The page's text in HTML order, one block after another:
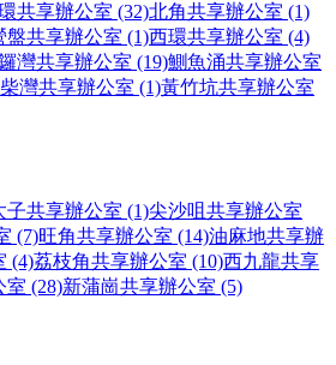
共享辦公室 (32)北角共享辦公室 (1)
盤共享辦公室 (1)西環共享辦公室 (4)
灣共享辦公室 (19)鰂魚涌共享辦公室
柴灣共享辦公室 (1)黃竹坑共享辦公室
子共享辦公室 (1)尖沙咀共享辦公室
(7)旺角共享辦公室 (14)油麻地共享辦
(4)荔枝角共享辦公室 (10)西九龍共享
室 (28)新蒲崗共享辦公室 (5)